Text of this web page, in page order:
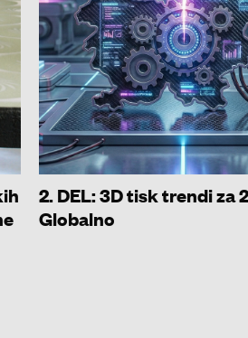
2. DEL: 3D tisk trendi za
Globalno